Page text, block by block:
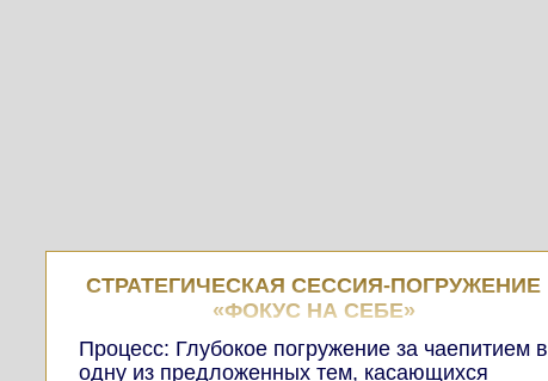
Процесс: Глубокое погружение за чаепитием в
одну из предложенных тем, касающихся
СТРАТЕГИЧЕСКАЯ СЕССИЯ-ПОГРУЖЕНИЕ
«ФОКУС НА СЕБЕ»